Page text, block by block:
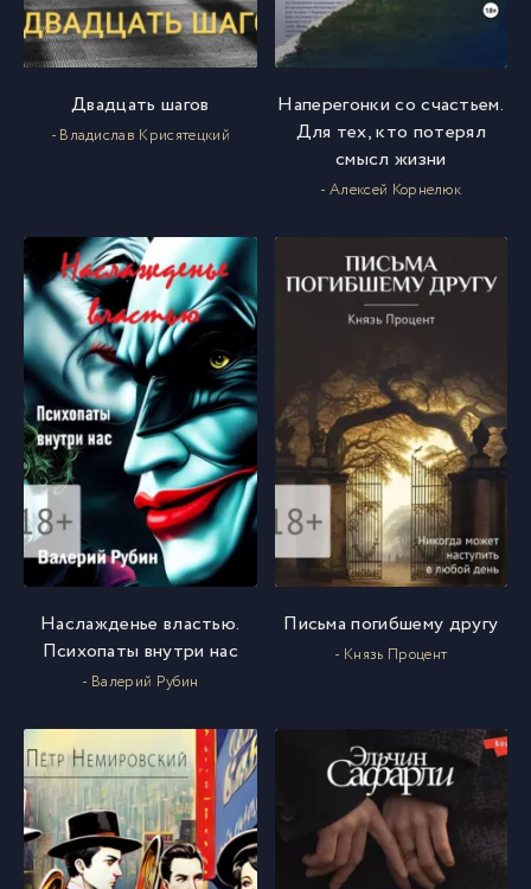
Двадцать шагов
- Владислав Крисятецкий
Наперегонки со счастьем.
Для тех, кто потерял
смысл жизни
- Алексей Корнелюк
Наслажденье властью.
Психопаты внутри нас
- Валерий Рубин
Письма погибшему другу
- Князь Процент